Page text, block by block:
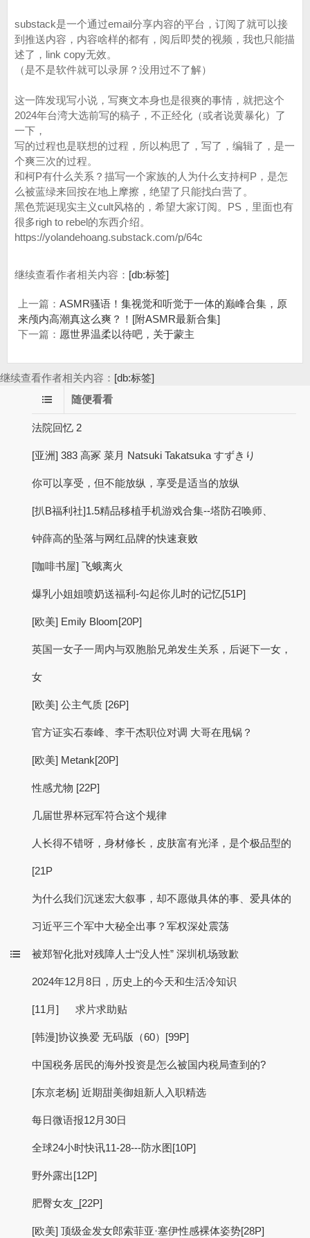
substack是一个通过email分享内容的平台，订阅了就可以接
到推送内容，内容啥样的都有，阅后即焚的视频，我也只能描
述了，link copy无效。
（是不是软件就可以录屏？没用过不了解）
这一阵发现写小说，写爽文本身也是很爽的事情，就把这个
2024年台湾大选前写的稿子，不正经化（或者说黄暴化）了
一下，
写的过程也是联想的过程，所以构思了，写了，编辑了，是一
个爽三次的过程。
和柯P有什么关系？描写一个家族的人为什么支持柯P，是怎
么被蓝绿来回按在地上摩擦，绝望了只能找白营了。
黑色荒诞现实主义cult风格的，希望大家订阅。PS，里面也有
很多righ to rebel的东西介绍。
https://yolandehoang.substack.com/p/64c
继续查看作者相关内容： [db:标签]
上一篇： ASMR骚语！集视觉和听觉于一体的巅峰合集，原
来颅内高潮真这么爽？！[附ASMR最新合集]
下一篇： 愿世界温柔以待吧，关于蒙主
继续查看作者相关内容： [db:标签]
随便看看
法院回忆 2
[亚洲] 383 高冢 菜月 Natsuki Takatsuka すずきり
你可以享受，但不能放纵，享受是适当的放纵
[扒B福利社]1.5精品移植手机游戏合集--塔防召唤师、
钟薛高的坠落与网红品牌的快速衰败
[咖啡书屋] 飞蛾离火
爆乳小姐姐喷奶送福利-勾起你儿时的记忆[51P]
[欧美] Emily Bloom[20P]
英国一女子一周内与双胞胎兄弟发生关系，后诞下一女，
女
[欧美] 公主气质 [26P]
官方证实石泰峰、李干杰职位对调 大哥在甩锅？
[欧美] Metank[20P]
性感尤物 [22P]
几届世界杯冠军符合这个规律
人长得不错呀，身材修长，皮肤富有光泽，是个极品型的
[21P
为什么我们沉迷宏大叙事，却不愿做具体的事、爱具体的
习近平三个军中大秘全出事？军权深处震荡
被郑智化批对残障人士“没人性” 深圳机场致歉
2024年12月8日，历史上的今天和生活冷知识
[11月] 求片求助贴
[韩漫]协议换爱 无码版（60）[99P]
中国税务居民的海外投资是怎么被国内税局查到的?
[东京老杨] 近期甜美御姐新人入职精选
每日微语报12月30日
全球24小时快讯11-28---防水图[10P]
野外露出[12P]
肥臀女友_[22P]
[欧美] 顶级金发女郎索菲亚·塞伊性感裸体姿势[28P]